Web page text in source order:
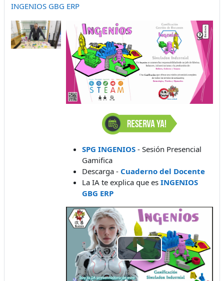
INGENIOS GBG ERP
SPG INGENIOS - Sesión Presencial
Gamifica
Descarga - Cuaderno del Docente
La IA te explica que es INGENIOS
GBG ERP
Tocar